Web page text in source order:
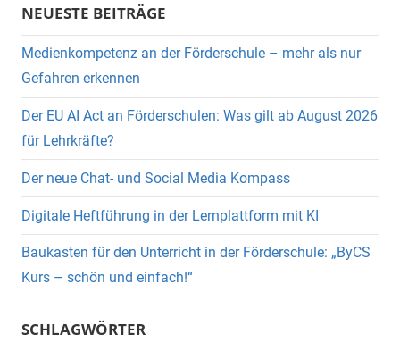
NEUESTE BEITRÄGE
Medienkompetenz an der Förderschule – mehr als nur
Gefahren erkennen
Der EU AI Act an Förderschulen: Was gilt ab August 2026
für Lehrkräfte?
Der neue Chat- und Social Media Kompass
Digitale Heftführung in der Lernplattform mit KI
Baukasten für den Unterricht in der Förderschule: „ByCS
Kurs – schön und einfach!“
SCHLAGWÖRTER